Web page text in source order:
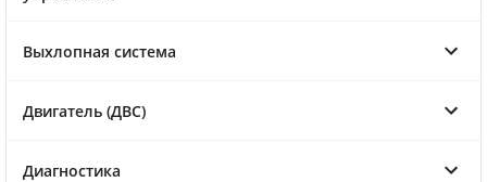
Выхлопная система
Двигатель (ДВС)
Диагностика